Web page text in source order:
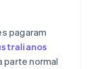
pagaram
parte normal